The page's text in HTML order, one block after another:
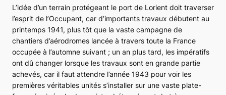
L’idée d’un terrain protégeant le port de Lorient doit traverser
l’esprit de l’Occupant, car d’importants travaux débutent au
printemps 1941, plus tôt que la vaste campagne de
chantiers d’aérodromes lancée à travers toute la France
occupée à l’automne suivant ; un an plus tard, les impératifs
ont dû changer lorsque les travaux sont en grande partie
achevés, car il faut attendre l’année 1943 pour voir les
premières véritables unités s’installer sur une vaste plate-